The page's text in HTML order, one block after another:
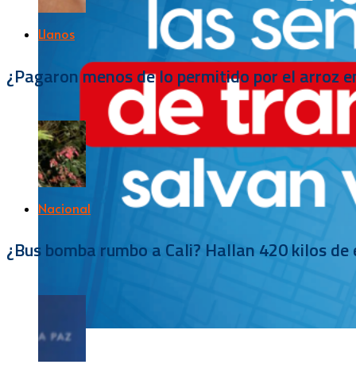
Llanos
¿Pagaron menos de lo permitido por el arroz
Nacional
¿Bus bomba rumbo a Cali? Hallan 420 kilos